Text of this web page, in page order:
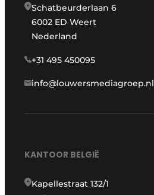
Schatbeurderlaan 6
6002 ED Weert
Nederland
+31 495 450095
info@louwersmediagroep.nl
KANTOOR BELGIË
Kapellestraat 132/1